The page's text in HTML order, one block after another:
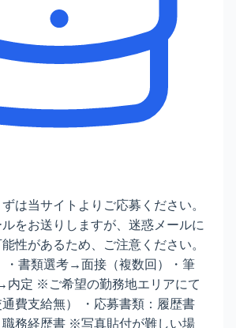
ずは当サイトよりご応募ください。
をお送りしますが、迷惑メールに
性があるため、ご注意ください。
・書類選考→面接（複数回）・筆
内定 ※ご希望の勤務地エリアにて
費支給無） ・応募書類：履歴書
職務経歴書 ※写真貼付が難しい場